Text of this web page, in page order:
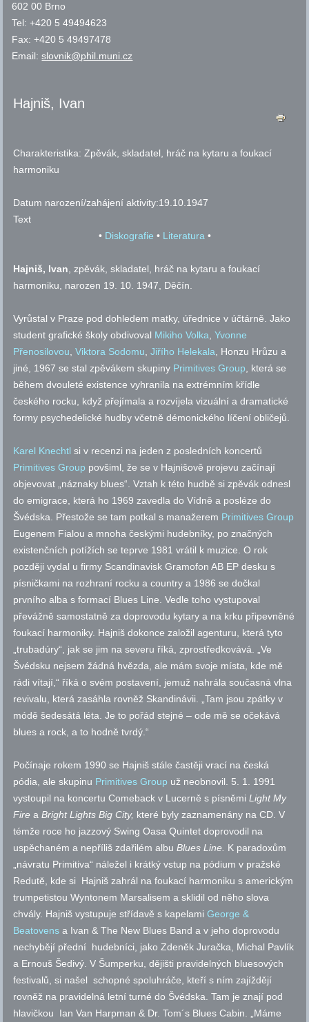
602 00 Brno
Tel: +420 5 49494623
Fax: +420 5 49497478
Email:slovnik@phil.muni.cz
Hajniš, Ivan
Charakteristika:Zpěvák, skladatel, hráč na kytaru a foukací
harmoniku
Datum narození/zahájení aktivity:19.10.1947
Text
• Diskografie • Literatura•
Hajniš, Ivan, zpěvák, skladatel, hráč na kytaru a foukací
harmoniku, narozen 19. 10. 1947, Děčín.
Vyrůstal v Praze pod dohledem matky, úřednice v účtárně. Jako
student grafické školy obdivoval Mikiho Volka,Yvonne
Přenosilovou,Viktora Sodomu,Jiřího Helekala, Honzu Hrůzu a
jiné, 1967 se stal zpěvákem skupiny Primitives Group, která se
během dvouleté existence vyhranila na extrémním křídle
českého rocku, když přejímala a rozvíjela vizuální a dramatické
formy psychedelické hudby včetně démonického líčení obličejů.
Karel Knechtl si v recenzi na jeden z posledních koncertů
Primitives Group povšiml, že se v Hajnišově projevu začínají
objevovat „náznaky blues“. Vztah k této hudbě si zpěvák odnesl
do emigrace, která ho 1969 zavedla do Vídně a posléze do
Švédska. Přestože se tam potkal s manažerem Primitives Group
Eugenem Fialou a mnoha českými hudebníky, po značných
existenčních potížích se teprve 1981 vrátil k muzice. O rok
později vydal u firmy Scandinavisk Gramofon AB EP desku s
písničkami na rozhraní rocku a country a 1986 se dočkal
prvního alba s formací Blues Line. Vedle toho vystupoval
převážně samostatně za doprovodu kytary a na krku připevněné
foukací harmoniky. Hajniš dokonce založil agenturu, která tyto
„trubadúry“, jak se jim na severu říká, zprostředkovává. „Ve
Švédsku nejsem žádná hvězda, ale mám svoje místa, kde mě
rádi vítají,“ říká o svém postavení, jemuž nahrála současná vlna
revivalu, která zasáhla rovněž Skandinávii. „Tam jsou zpátky v
módě šedesátá léta. Je to pořád stejné – ode mě se očekává
blues a rock, a to hodně tvrdý.“
Počínaje rokem 1990 se Hajniš stále častěji vrací na česká
pódia, ale skupinu Primitives Group už neobnovil. 5. 1. 1991
vystoupil na koncertu Comeback v Lucerně s písněmiLight My
FireaBright Lights Big City, které byly zaznamenány na CD. V
témže roce ho jazzový Swing Oasa Quintet doprovodil na
uspěchaném a nepříliš zdařilém albu Blues Line. K paradoxům
„návratu Primitiva“ náležel i krátký vstup na pódium v pražské
Redutě, kde si Hajniš zahrál na foukací harmoniku s americkým
trumpetistou Wyntonem Marsalisem a sklidil od něho slova
chvály. Hajniš vystupuje střídavě s kapelamiGeorge &
Beatovens a Ivan & The New Blues Band a v jeho doprovodu
nechybějí přední hudebníci, jako Zdeněk Juračka, Michal Pavlík
a Ernouš Šedivý. V Šumperku, dějišti pravidelných bluesových
festivalů, si našel schopné spoluhráče, kteří s ním zajíždějí
rovněž na pravidelná letní turné do Švédska. Tam je znají pod
hlavičkou Ian Van Harpman & Dr. Tom´s Blues Cabin. „Máme